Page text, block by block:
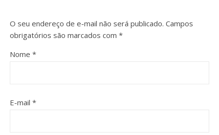
O seu endereço de e-mail não será publicado. Campos
obrigatórios são marcados com *
Nome *
E-mail *